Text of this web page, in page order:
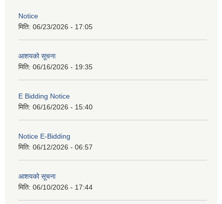
Notice
मिति: 06/23/2026 - 17:05
आशयको सूचना
मिति: 06/16/2026 - 19:35
E Bidding Notice
मिति: 06/16/2026 - 15:40
Notice E-Bidding
मिति: 06/12/2026 - 06:57
आशयको सूचना
मिति: 06/10/2026 - 17:44